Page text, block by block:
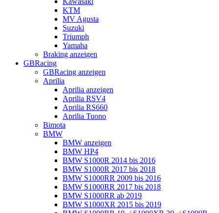
KTM
MV Agusta
Suzuki
Triumph
Yamaha
Braking anzeigen
GBRacing
GBRacing anzeigen
Aprilia
Aprilia anzeigen
Aprilia RSV4
Aprilia RS660
Aprilia Tuono
Bimota
BMW
BMW anzeigen
BMW HP4
BMW S1000R 2014 bis 2016
BMW S1000R 2017 bis 2018
BMW S1000RR 2009 bis 2016
BMW S1000RR 2017 bis 2018
BMW S1000RR ab 2019
BMW S1000XR 2015 bis 2019